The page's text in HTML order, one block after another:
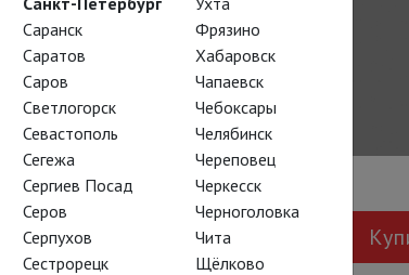
Саранск
Саратов
Саров
Светлогорск
Севастополь
Сегежа
Сергиев Посад
Серов
Серпухов
Сестрорецк
Фрязино
Хабаровск
Чапаевск
Чебоксары
Челябинск
Череповец
Черкесск
Черноголовка
Чита
Щёлково